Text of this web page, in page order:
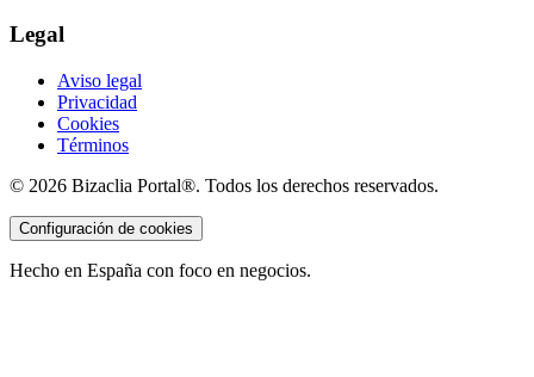
Legal
Aviso legal
Privacidad
Cookies
Términos
© 2026 Bizaclia Portal®. Todos los derechos reservados.
Configuración de cookies
Hecho en España con foco en negocios.